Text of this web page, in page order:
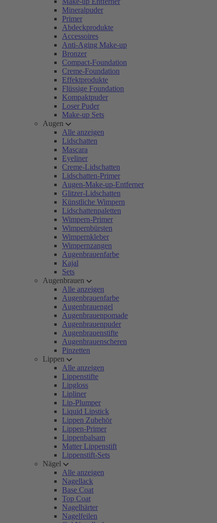
Mineralpuder
Primer
Abdeckprodukte
Accessoires
Anti-Aging Make-up
Bronzer
Compact-Foundation
Creme-Foundation
Effektprodukte
Flüssige Foundation
Kompaktpuder
Loser Puder
Make-up Sets
Augen
Alle anzeigen
Lidschatten
Mascara
Eyeliner
Creme-Lidschatten
Lidschatten-Primer
Augen-Make-up-Entferner
Glitzer-Lidschatten
Künstliche Wimpern
Lidschattenpaletten
Wimpern-Primer
Wimpernbürsten
Wimpernkleber
Wimpernzangen
Augenbrauenfarbe
Kajal
Sets
Augenbrauen
Alle anzeigen
Augenbrauenfarbe
Augenbrauengel
Augenbrauenpomade
Augenbrauenpuder
Augenbrauenstifte
Augenbrauenscheren
Pinzetten
Lippen
Alle anzeigen
Lippenstifte
Lipgloss
Lipliner
Lip-Plumper
Liquid Lipstick
Lippen Zubehör
Lippen-Primer
Lippenbalsam
Matter Lippenstift
Lippenstift-Sets
Nägel
Alle anzeigen
Nagellack
Base Coat
Top Coat
Nagelhärter
Nagelfeilen